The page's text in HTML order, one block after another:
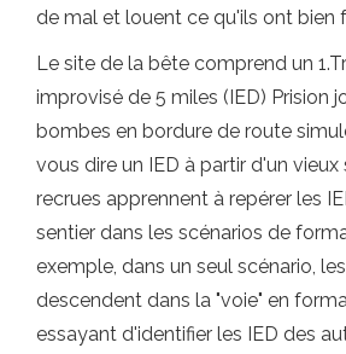
de mal et louent ce qu'ils ont bien
Le site de la bête comprend un
improvisé de 5 miles (IED) Prision
bombes en bordure de route
vous dire un IED à partir d'un
recrues apprennent à repérer les
sentier dans les scénarios de
exemple, dans un seul scénario,
descendent dans la "voie" en
essayant d'identifier les IED des